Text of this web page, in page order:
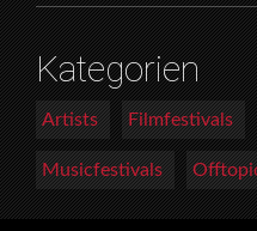
Kategorien
Artists Filmfestivals
Musicfestivals